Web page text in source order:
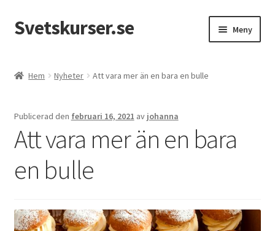
Hoppa
till
Hoppa
till
Svetskurser.se Meny
Hem Nyheter Att vara mer än en bara en bulle
Publicerad den februari 16, 2021 av johanna
Att vara mer än en bara
en bulle